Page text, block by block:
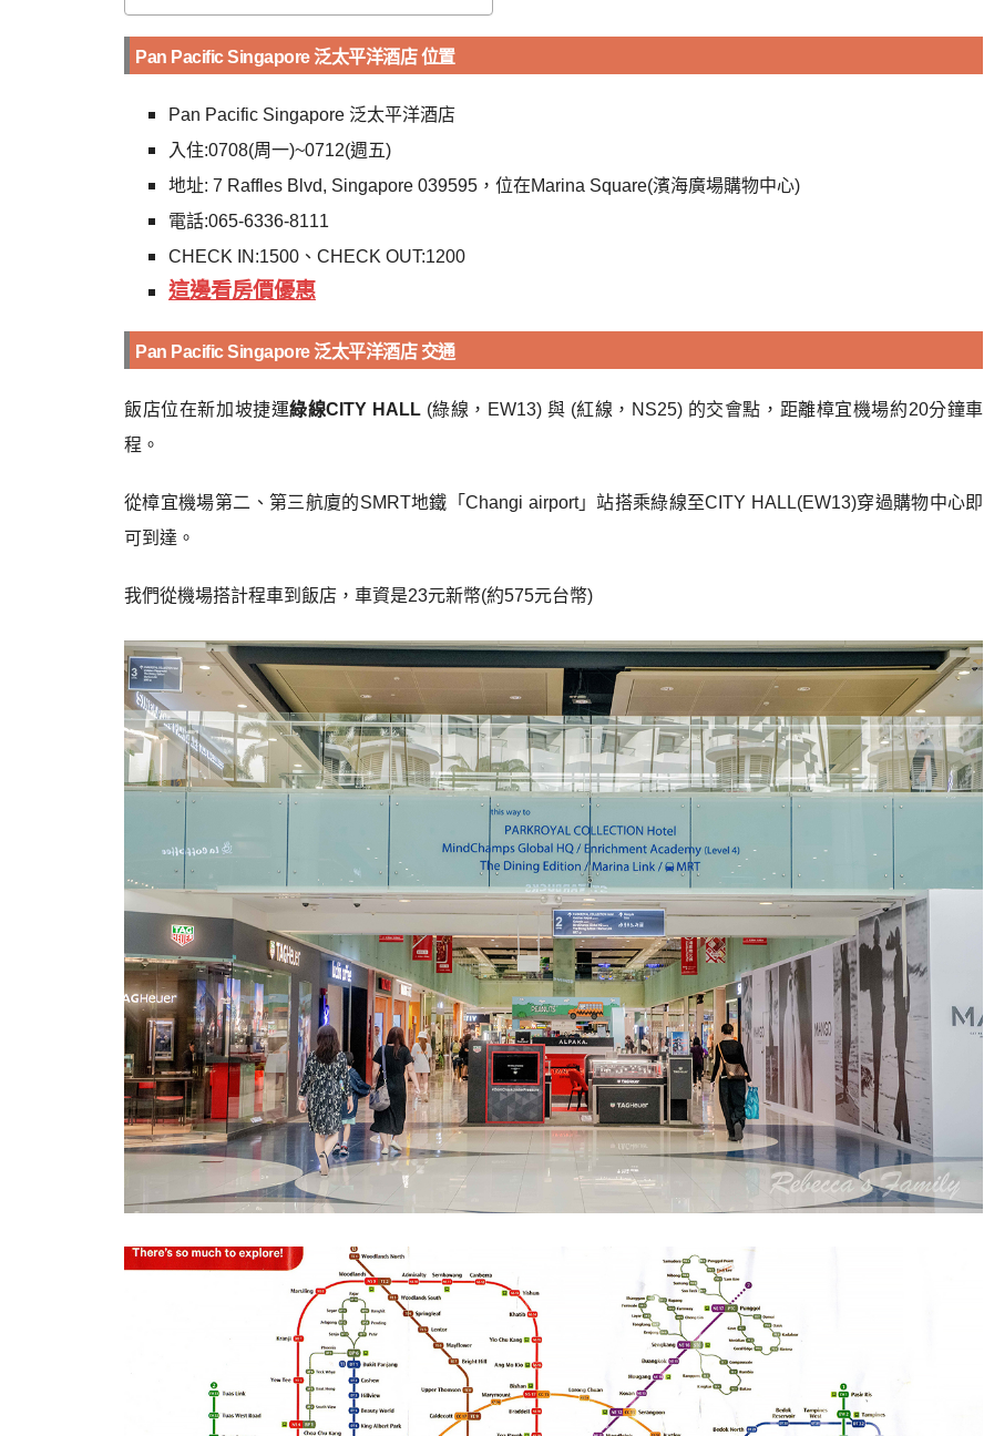
Pan Pacific Singapore 泛太平洋酒店 位置
Pan Pacific Singapore 泛太平洋酒店
入住:0708(周一)~0712(週五)
地址: 7 Raffles Blvd, Singapore 039595，位在Marina Square(濱海廣場購物中心)
電話:065-6336-8111
CHECK IN:1500、CHECK OUT:1200
這邊看房價優惠
Pan Pacific Singapore 泛太平洋酒店 交通
飯店位在新加坡捷運綠線CITY HALL (綠線，EW13) 與 (紅線，NS25) 的交會點，距離樟宜機場約20分鐘車
程。
從樟宜機場第二、第三航廈的SMRT地鐵「Changi airport」站搭乘綠線至CITY HALL(EW13)穿過購物中心即
可到達。
我們從機場搭計程車到飯店，車資是23元新幣(約575元台幣)